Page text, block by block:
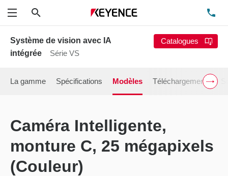
Menu
Système de vision avec IA
intégrée
Série VS
Catalogues
La gamme Spécifications Modèles Téléchargements
Caméra Intelligente,
monture C, 25 mégapixels
(Couleur)